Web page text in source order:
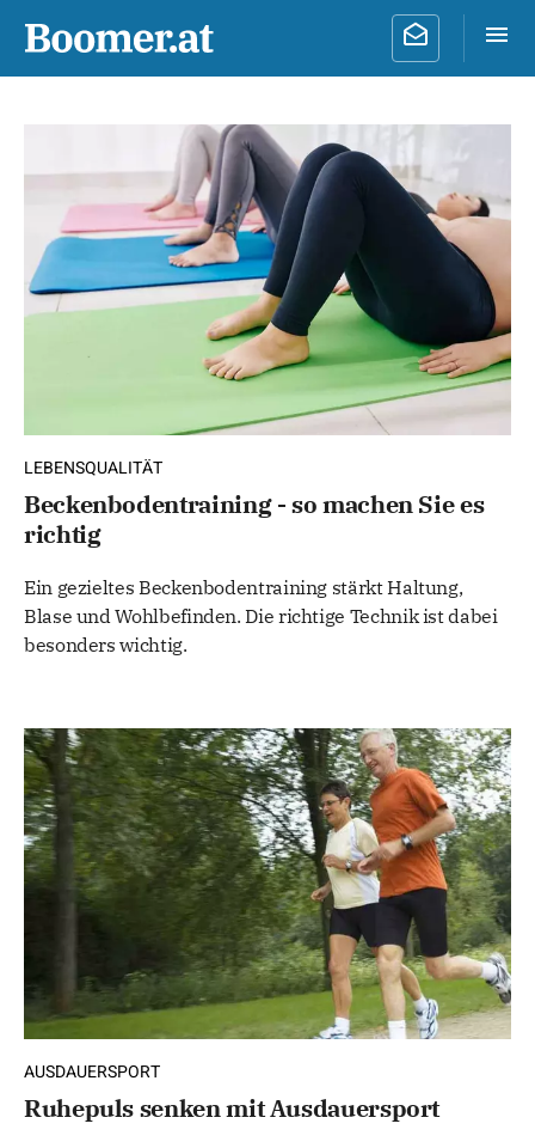
LEBENSQUALITÄT
Beckenbodentraining - so machen Sie es
richtig
Ein gezieltes Beckenbodentraining stärkt Haltung,
Blase und Wohlbefinden. Die richtige Technik ist dabei
besonders wichtig.
AUSDAUERSPORT
Ruhepuls senken mit Ausdauersport